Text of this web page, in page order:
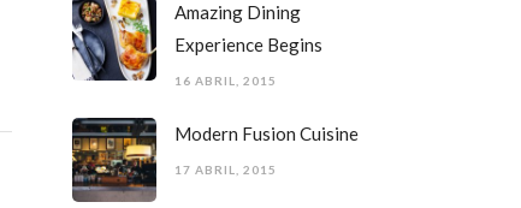
Amazing Dining
Experience Begins
16 ABRIL, 2015
Modern Fusion Cuisine
17 ABRIL, 2015